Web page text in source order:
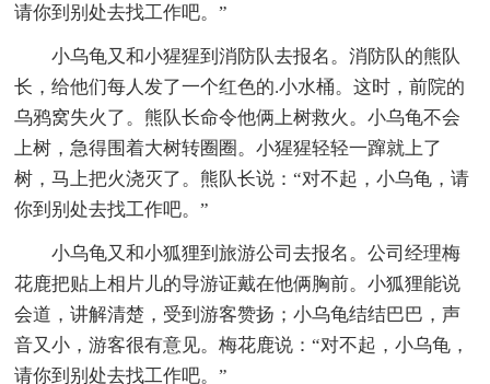
请你到别处去找工作吧。”
小乌龟又和小猩猩到消防队去报名。消防队的熊队
长，给他们每人发了一个红色的.小水桶。这时，前院的
乌鸦窝失火了。熊队长命令他俩上树救火。小乌龟不会
上树，急得围着大树转圈圈。小猩猩轻轻一蹿就上了
树，马上把火浇灭了。熊队长说：“对不起，小乌龟，请
你到别处去找工作吧。”
小乌龟又和小狐狸到旅游公司去报名。公司经理梅
花鹿把贴上相片儿的导游证戴在他俩胸前。小狐狸能说
会道，讲解清楚，受到游客赞扬；小乌龟结结巴巴，声
音又小，游客很有意见。梅花鹿说：“对不起，小乌龟，
请你到别处去找工作吧。”